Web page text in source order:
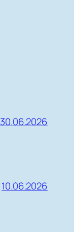
30.06.2026
10.06.2026